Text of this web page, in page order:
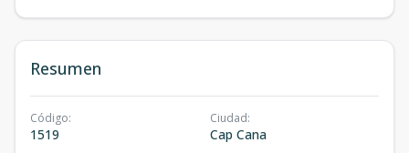
Resumen
Código:
1519
Ciudad:
Cap Cana